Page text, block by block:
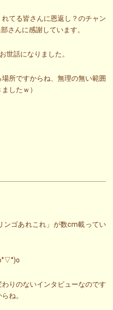
てる皆さんに恩返し？のチャン
さんに感謝しています。
世話になりました。
所ですからね、無理の無い範囲
したｗ）
ンゴあれこれ」が数cm載ってい
りのないインタビューなのです
ね。